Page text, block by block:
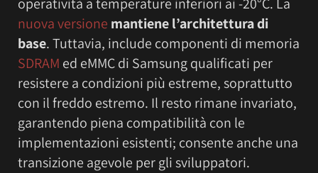
nuova versione mantiene l’architettura di
base. Tuttavia, include componenti di memoria
SDRAM ed eMMC di Samsung qualificati per
resistere a condizioni più estreme, soprattutto
con il freddo estremo. Il resto rimane invariato,
garantendo piena compatibilità con le
implementazioni esistenti; consente anche una
transizione agevole per gli sviluppatori.